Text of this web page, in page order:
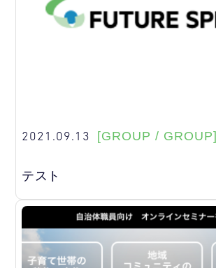
2021.09.13 [GROUP / GROUP]
テスト